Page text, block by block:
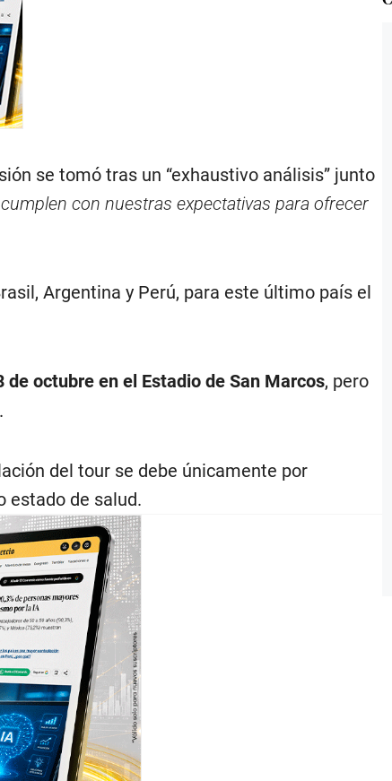
se tomó tras un “exhaustivo análisis” junto
cumplen con nuestras expectativas para ofrecer
Argentina y Perú, para este último país el
de octubre en el Estadio de San Marcos, pero
del tour se debe únicamente por
estado de salud.